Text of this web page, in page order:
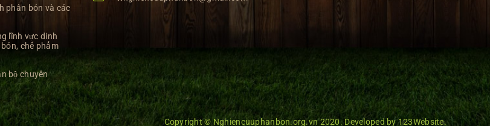
phân bón và các
lĩnh vực dinh
chế phẩm
bộ chuyên
Copyright © Nghiencuuphanbon.org.vn 2020. Developed by 123Website.